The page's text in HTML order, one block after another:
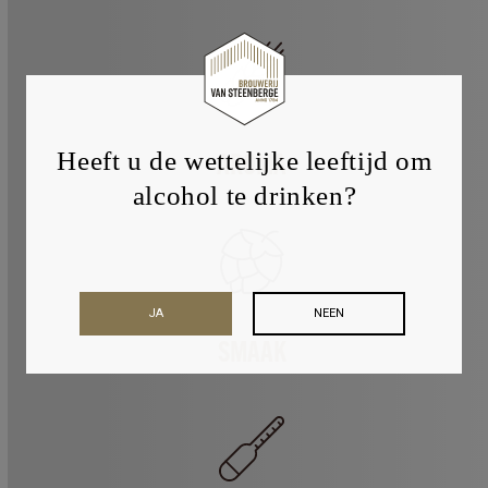
AROMA
Heeft u de wettelijke leeftijd om
alcohol te drinken?
NEEN
JA